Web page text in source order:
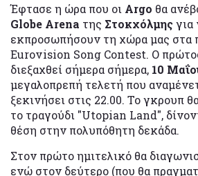
Έφτασε η ώρα που οι Argo θα
Globe Arena της Στοκχόλμηςγια
εκπροσωπήσουν τη χώρα μας στα
Eurovision Song Contest. Ο
διεξαχθεί σήμερα σήμερα, 10
μεγαλοπρεπή τελετή που
ξεκινήσει στις 22.00. Το γκρουπ
το τραγούδι "Utopian Land",
θέση στην πολυπόθητη δεκάδα.
Στον πρώτο ημιτελικό θα
ενώ στον δεύτερο (που θα